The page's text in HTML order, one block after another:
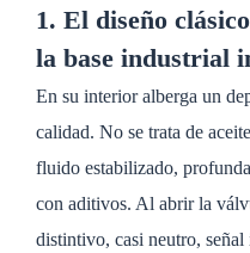
1. El diseño
la base industrial
En su interior alberga un
calidad. No se trata de
fluido estabilizado,
con aditivos. Al abrir la
distintivo, casi neutro,